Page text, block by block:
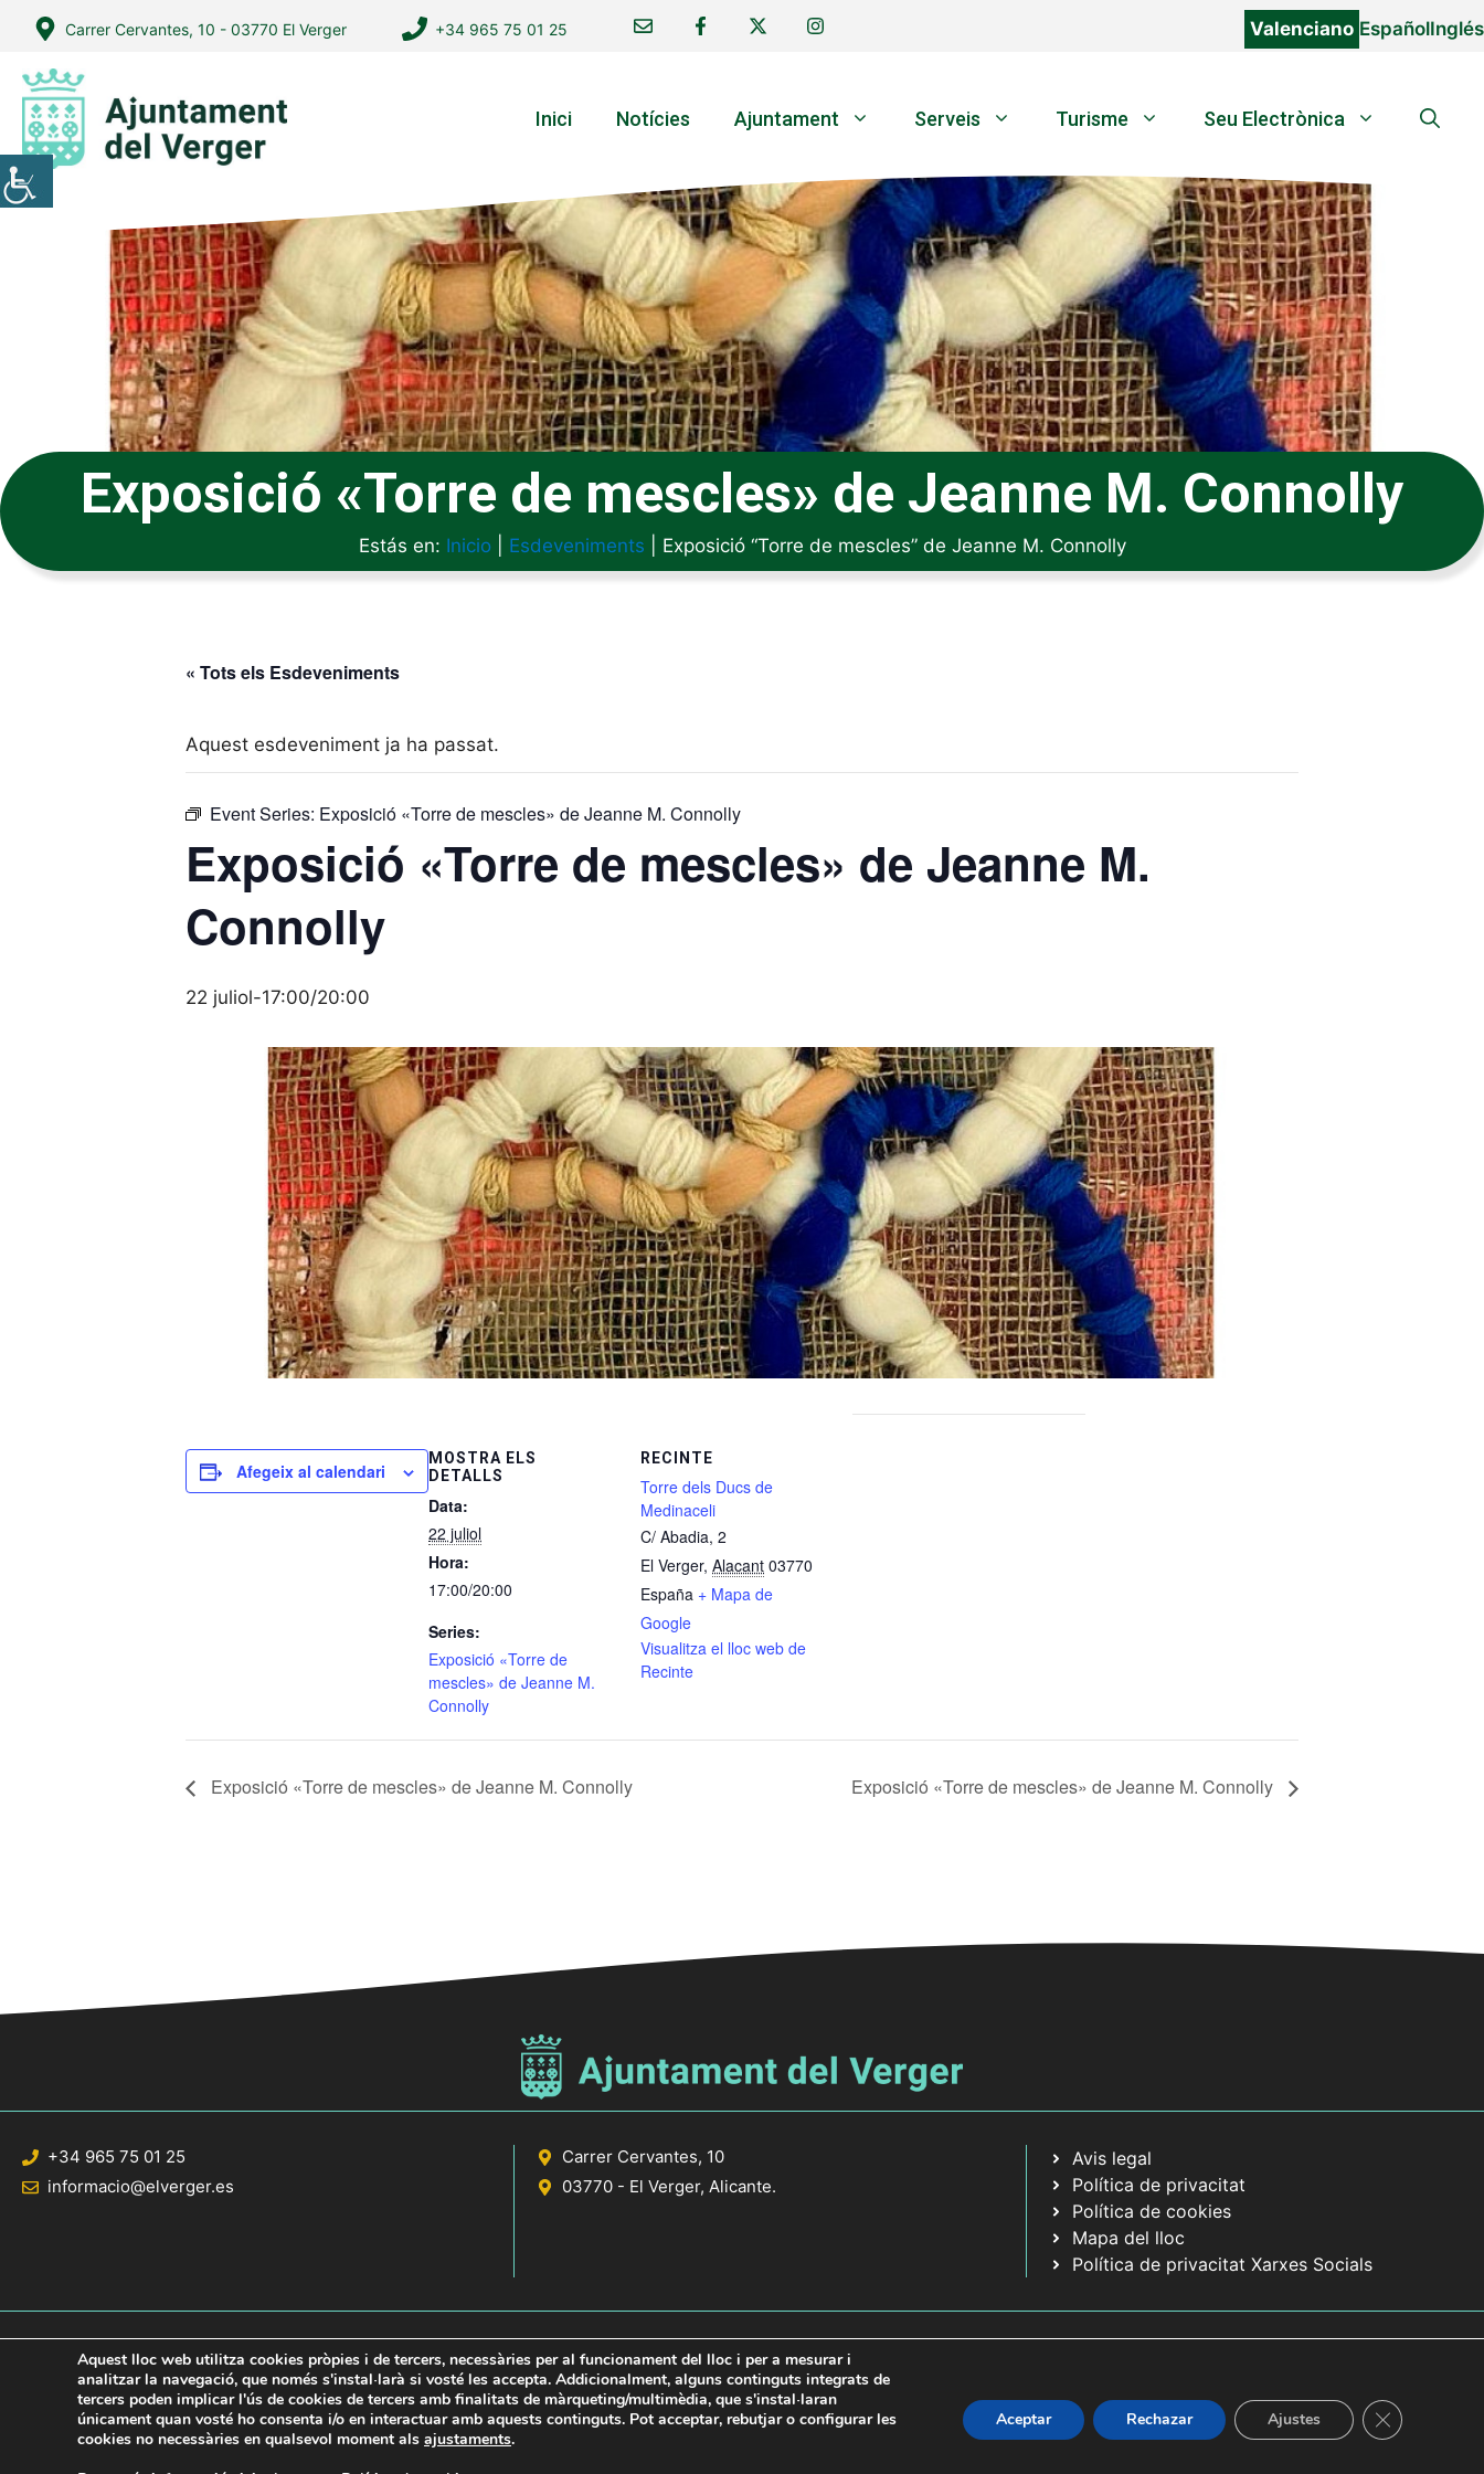
contingut
Carrer Cervantes, 10 - 03770 El Verger +34 965 75 01 25 Valenciano EspañolInglés
Inici Notícies Ajuntament Serveis Turisme Seu Electrònica
Exposició «Torre de mescles» de Jeanne M. Connolly
Estás en: Inicio| Esdeveniments Exposició “Torre de mescles” de Jeanne M. Connolly
« Tots els Esdeveniments
Aquest esdeveniment ja ha passat.
Event Series: Exposició «Torre de mescles» de Jeanne M. Connolly
Exposició «Torre de mescles» de Jeanne M.
Connolly
22 juliol-17:00/20:00
Afegeix al calendari
MOSTRA ELS
DETALLS
Data:
22 juliol
Hora:
17:00/20:00
Series:
Exposició «Torre de
mescles» de Jeanne M.
Connolly
RECINTE
Torre dels Ducs de
Medinaceli
C/ Abadia, 2
El Verger, Alacant 03770
España + Mapa de
Google
Visualitza el lloc web de
Recinte
Exposició «Torre de mescles» de Jeanne M. Connolly Exposició «Torre de mescles» de Jeanne M. Connolly
+34 965 75 01 25
informacio@elverger.es
Carrer Cervantes, 10
03770 - El Verger, Alicante.
Avis legal
Política de privacitat
Política de cookies
Mapa del lloc
Política de privacitat Xarxes Socials
© 2020 Web desarrollada por el Servicio de Informática de Diputación de Alicante
Aquest lloc web utilitza cookies pròpies i de tercers, necessàries per al funcionament del lloc i per a mesurar i
analitzar la navegació, que només s'instal·larà si vosté les accepta. Addicionalment, alguns continguts integrats de
tercers poden implicar l'ús de cookies de tercers amb finalitats de màrqueting/multimèdia, que s'instal·laran
únicament quan vosté ho consenta i/o en interactuar amb aquests continguts. Pot acceptar, rebutjar o configurar les
cookies no necessàries en qualsevol moment als ajustaments.
Aceptar Rechazar Ajustes Tanca el